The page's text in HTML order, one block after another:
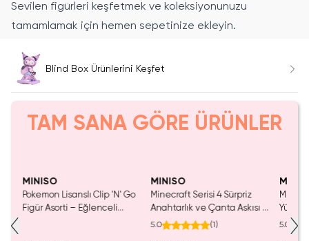
Sevilen figürleri keşfetmek ve koleksiyonunuzu
tamamlamak için hemen sepetinize ekleyin.
Blind Box Ürünlerini Keşfet
TAM SANA GÖRE ÜRÜNLER
MINISO
Pokemon Lisanslı Clip 'N' Go
Figür Asorti – Eğlenceli
MINISO
Minecraft Serisi 4 Sürpriz
Anahtarlık ve Çanta Askısı –
Koleksiyonluk Blind Box Mini
5.0 (1)
Miniso
Yüzük
Cm –
5.0